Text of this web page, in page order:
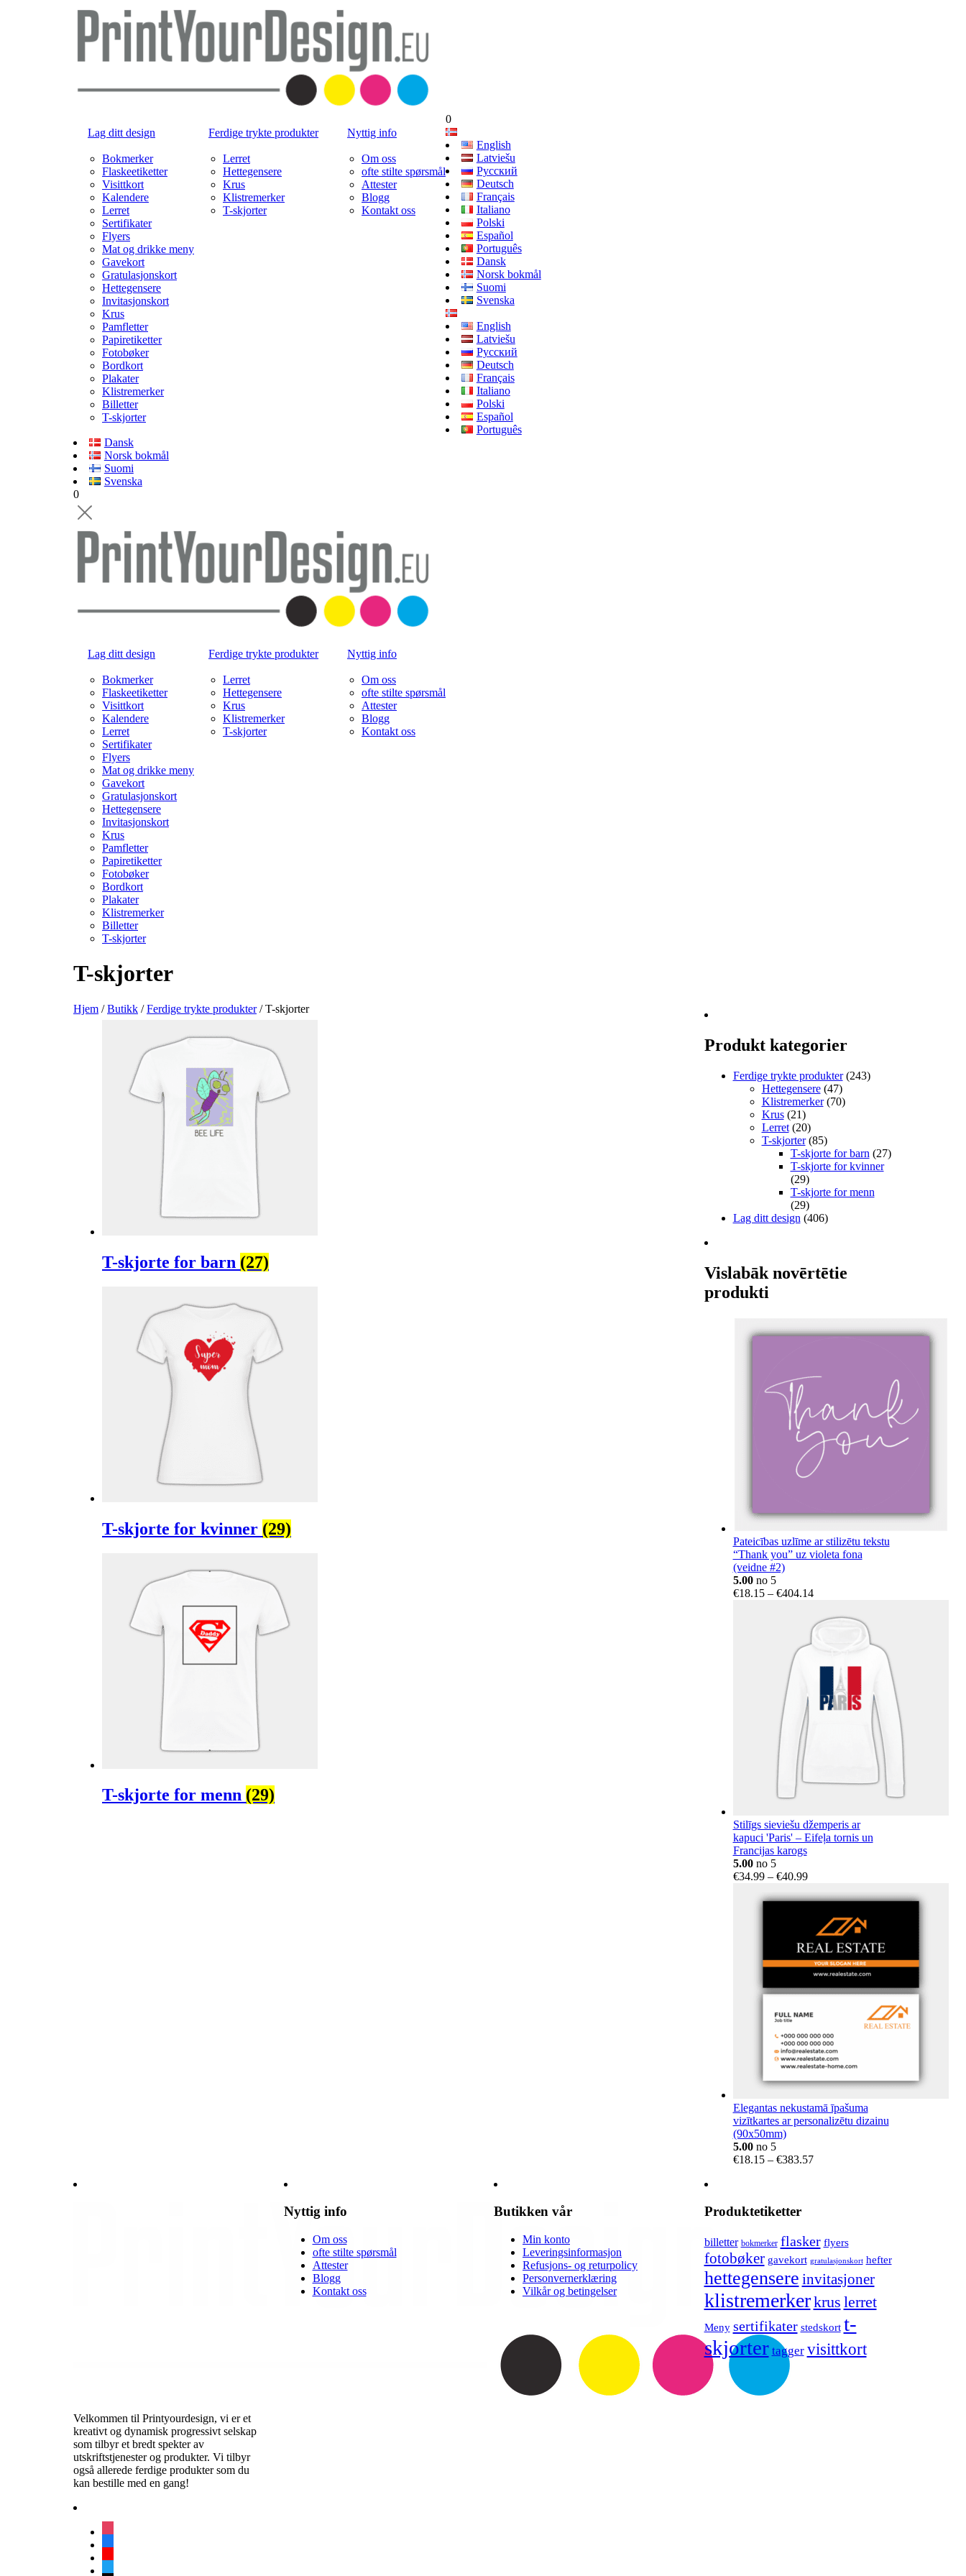
Lag ditt design
Bokmerker
Flaskeetiketter
Visittkort
Kalendere
Lerret
Sertifikater
Flyers
Mat og drikke meny
Gavekort
Gratulasjonskort
Hettegensere
Invitasjonskort
Krus
Pamfletter
Papiretiketter
Fotobøker
Bordkort
Plakater
Klistremerker
Billetter
T-skjorter
Ferdige trykte produkter
Lerret
Hettegensere
Krus
Klistremerker
T-skjorter
Nyttig info
Om oss
ofte stilte spørsmål
Attester
Blogg
Kontakt oss
0
English
Latviešu
Русский
Deutsch
Français
Italiano
Polski
Español
Português
Dansk
Norsk bokmål
Suomi
Svenska
English
Latviešu
Русский
Deutsch
Français
Italiano
Polski
Español
Português
Dansk
Norsk bokmål
Suomi
Svenska
0
Lag ditt design
Bokmerker
Flaskeetiketter
Visittkort
Kalendere
Lerret
Sertifikater
Flyers
Mat og drikke meny
Gavekort
Gratulasjonskort
Hettegensere
Invitasjonskort
Krus
Pamfletter
Papiretiketter
Fotobøker
Bordkort
Plakater
Klistremerker
Billetter
T-skjorter
Ferdige trykte produkter
Lerret
Hettegensere
Krus
Klistremerker
T-skjorter
Nyttig info
Om oss
ofte stilte spørsmål
Attester
Blogg
Kontakt oss
T-skjorter
Hjem /Butikk /Ferdige trykte produkter/ T-skjorter
T-skjorte for barn (27)
T-skjorte for kvinner (29)
T-skjorte for menn (29)
Produkt kategorier
Ferdige trykte produkter (243)
Hettegensere (47)
Klistremerker (70)
Krus (21)
Lerret (20)
T-skjorter (85)
T-skjorte for barn (27)
T-skjorte for kvinner
(29)
T-skjorte for menn
(29)
Lag ditt design (406)
Vislabāk novērtētie
produkti
Pateicības uzlīme ar stilizētu tekstu
“Thank you” uz violeta fona
(veidne #2)
5.00no 5
€18.15 – €404.14Price
€18.15
through
Stilīgs sieviešu džemperis ar
kapuci 'Paris' – Eifeļa tornis un
Francijas karogs
5.00no 5
€34.99 – €40.99Price
€34.99
through
€40.99
Elegantas nekustamā īpašuma
vizītkartes ar personalizētu dizainu
(90x50mm)
5.00no 5
€18.15 – €383.57Price
Velkommen til Printyourdesign, vi er et
kreativt og dynamisk progressivt selskap
som tilbyr et bredt spekter av
utskriftstjenester og produkter. Vi tilbyr
også allerede ferdige produkter som du
kan bestille med en gang!
Nyttig info
Om oss
ofte stilte spørsmål
Attester
Blogg
Kontakt oss
Butikken vår
Min konto
Leveringsinformasjon
Refusjons- og returpolicy
Personvernerklæring
Vilkår og betingelser
Produktetiketter
billetter bokmerker flasker flyers
fotobøker gavekort gratulasjonskort hefter
hettegensere invitasjoner
klistremerkerkrus lerret
Meny sertifikater stedskort t-
skjorter tagger visittkort